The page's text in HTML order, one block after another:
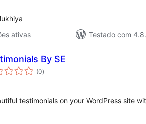
ativas
Testado com
By SE
(0total
de
)
testimonials on your WordPress site